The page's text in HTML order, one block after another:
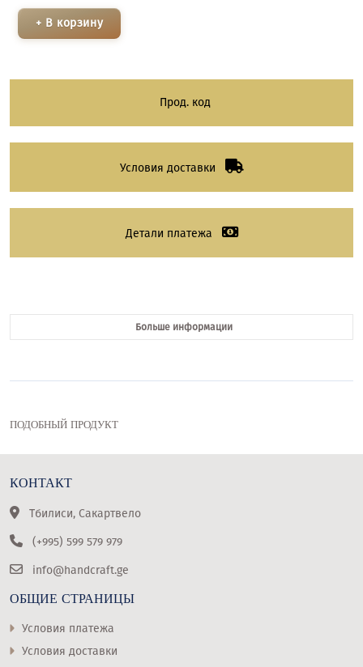
+ В корзину
Прод. код
Условия доставки
Детали платежа
Больше информации
ПОДОБНЫЙ ПРОДУКТ
КОНТАКТ
Тбилиси, Сакартвело
(+995) 599 579 979
info@handcraft.ge
ОБЩИЕ СТРАНИЦЫ
Условия платежа
Условия доставки